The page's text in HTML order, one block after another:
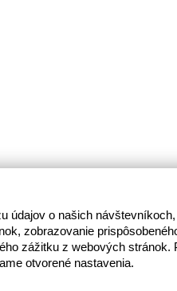
údajov o našich
zobrazovanie
zážitku z webových stránok.
otvorené nastavenia.